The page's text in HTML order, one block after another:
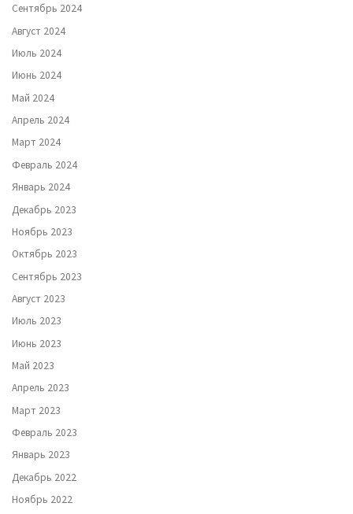
Сентябрь 2024
Август 2024
Июль 2024
Июнь 2024
Май 2024
Апрель 2024
Март 2024
Февраль 2024
Январь 2024
Декабрь 2023
Ноябрь 2023
Октябрь 2023
Сентябрь 2023
Август 2023
Июль 2023
Июнь 2023
Май 2023
Апрель 2023
Март 2023
Февраль 2023
Январь 2023
Декабрь 2022
Ноябрь 2022